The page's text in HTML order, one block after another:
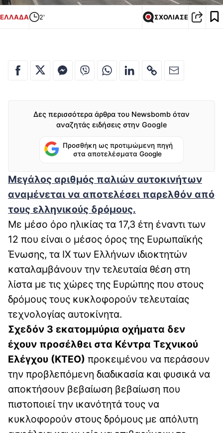
ΕΛΛΑΔΑ 2' ΣΧΟΛΙΑΣΕ
Δες περισσότερα άρθρα του Newsbomb όταν
αναζητάς ειδήσεις στην Google
Προσθήκη ως προτιμώμενη πηγή
στα αποτελέσματα Google
Μεγάλος αριθμός παλιών αυτοκινήτων
αναμένεται να αποτελέσει παρελθόν από
τους ελληνικούς δρόμους.
Με μέσο όρο ηλικίας τα 17,3 έτη έναντι των
12 που είναι ο μέσος όρος της Ευρωπαϊκής
Ένωσης, τα ΙΧ των Ελλήνων ιδιοκτητών
καταλαμβάνουν την τελευταία θέση στη
λίστα με τις χώρες της Ευρώπης που στους
δρόμους τους κυκλοφορούν τελευταίας
τεχνολογίας αυτοκίνητα.
Σχεδόν 3 εκατομμύρια οχήματα δεν
έχουν προσέλθει στα Κέντρα Τεχνικού
Ελέγχου (ΚΤΕΟ) προκειμένου να περάσουν
την προβλεπόμενη διαδικασία και φυσικά να
αποκτήσουν βεβαίωση βεβαίωση που
πιστοποιεί την ικανότητά τους να
κυκλοφορούν στους δρόμους με απόλυτη